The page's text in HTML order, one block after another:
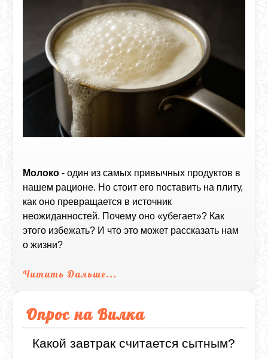
Молоко - один из самых привычных продуктов в
нашем рационе. Но стоит его поставить на плиту,
как оно превращается в источник
неожиданностей. Почему оно «убегает»? Как
этого избежать? И что это может рассказать нам
о жизни?
Читать Дальше...
Опрос на Вилка
Какой завтрак считается сытным?